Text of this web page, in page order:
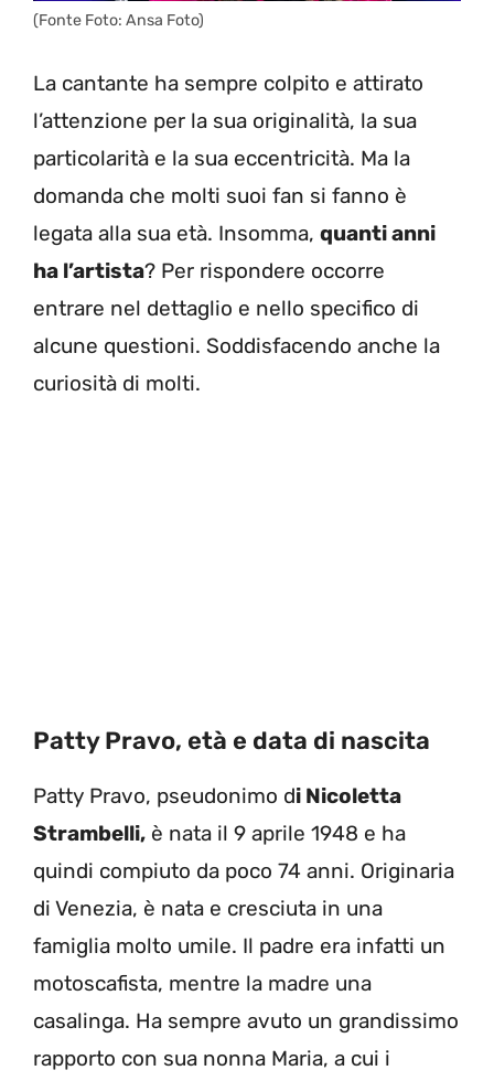
(Fonte Foto: Ansa Foto)
La cantante ha sempre colpito e attirato
l’attenzione per la sua originalità, la sua
particolarità e la sua eccentricità. Ma la
domanda che molti suoi fan si fanno è
legata alla sua età. Insomma, quanti anni
ha l’artista? Per rispondere occorre
entrare nel dettaglio e nello specifico di
alcune questioni. Soddisfacendo anche la
curiosità di molti.
Patty Pravo, età e data di nascita
Patty Pravo, pseudonimo di Nicoletta
Strambelli, è nata il 9 aprile 1948 e ha
quindi compiuto da poco 74 anni. Originaria
di Venezia, è nata e cresciuta in una
famiglia molto umile. Il padre era infatti un
motoscafista, mentre la madre una
casalinga. Ha sempre avuto un grandissimo
rapporto con sua nonna Maria, a cui i